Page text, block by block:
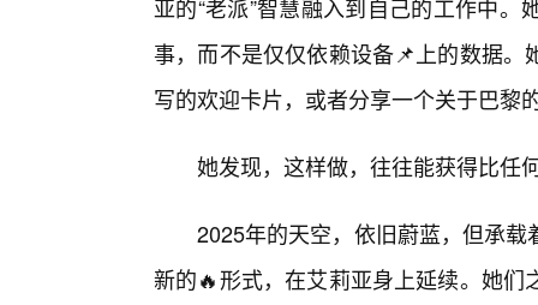
亚的“老派”智慧融入到自己的工作中
事，而不是仅仅依赖设备📌上的数据
写的欢迎卡片，或者分享一个关于巴黎
她发现，这样做，往往能获得比任
2025年的天空，依旧蔚蓝，但承
新的🔥形式，在艾莉亚身上延续。她